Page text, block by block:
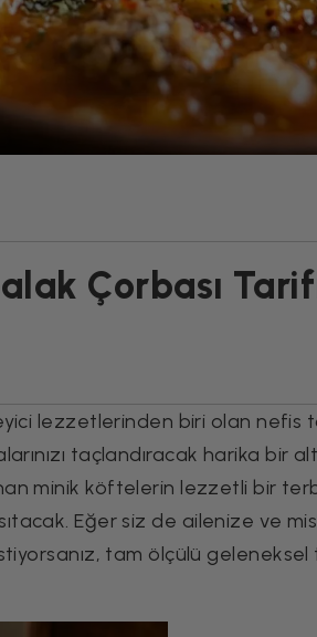
Çorbası
lezzetlerinden biri olan nefis
taçlandıracak harika bir
minik köftelerin lezzetli bir
Eğer siz de ailenize ve
tam ölçülü geleneksel